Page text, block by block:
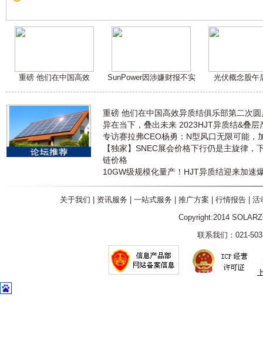
重磅 他们在中国高效 SunPower因涉嫌财报不实 光伏概念股午
重磅 他们在中国高效异质结俱乐部第二次
异在当下，叠出未来 2023HJT异质结&叠层
专访赛拉弗CEO杨勇：N型风口无限可能，
【独家】SNEC展会价格下行仍是主旋律，
链价格
10GW级规模化量产！HJT异质结迎来加速
关于我们 资讯服务 一站式服务 推广方案 行情报告| 活
Copyright:2014
联系我们：021-